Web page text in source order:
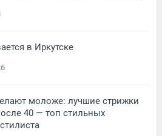
в Иркутске
моложе: лучшие стрижки
40 — топ стильных